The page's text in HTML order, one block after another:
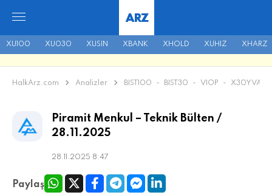
XU100 XU030 XUSIN XBANK XHOLD XUHIZ XHARZ
ARZ
HalkArz.com Analizler BIST100 - BIST30 - VIOP - X30YVADE
Piramit Menkul – Teknik Bülten /
28.11.2025
28.11.2025 8:47
Paylaş